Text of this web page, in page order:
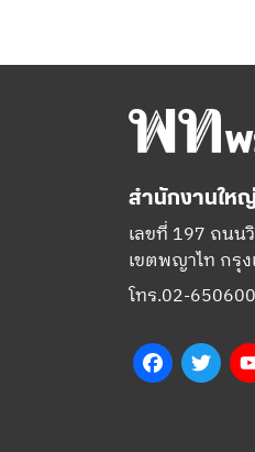
สำนักงานให
เลขที่ 197 ถนน
เขตพญาไท กรุ
โทร.02-
Facebook